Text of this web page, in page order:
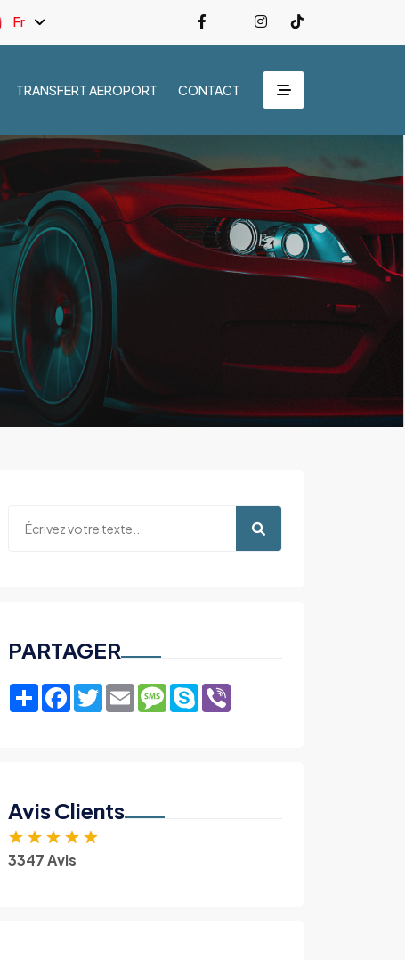
Fr
TRANSFERT AEROPORT CONTACT
PARTAGER
ShareFacebook
TwitterEmailMessage
Skype
Avis Clients
★ ★ ★ ★ ★
3347 Avis